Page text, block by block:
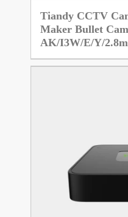
Tiandy CCTV
Maker Bullet
AK/I3W/E/Y/